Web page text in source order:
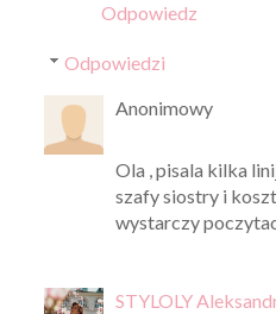
Odpowiedz
Odpowiedzi
Anonimowy
Ola , pisala kilka
szafy siostry i
wystarczy
STYLOLY